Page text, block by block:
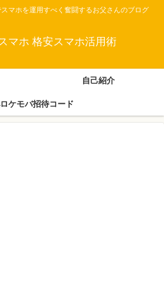
マホを運用すべく奮闘するお父さんのブログ
マホ 格安スマホ活用術
自己紹介
ケモバ招待コード